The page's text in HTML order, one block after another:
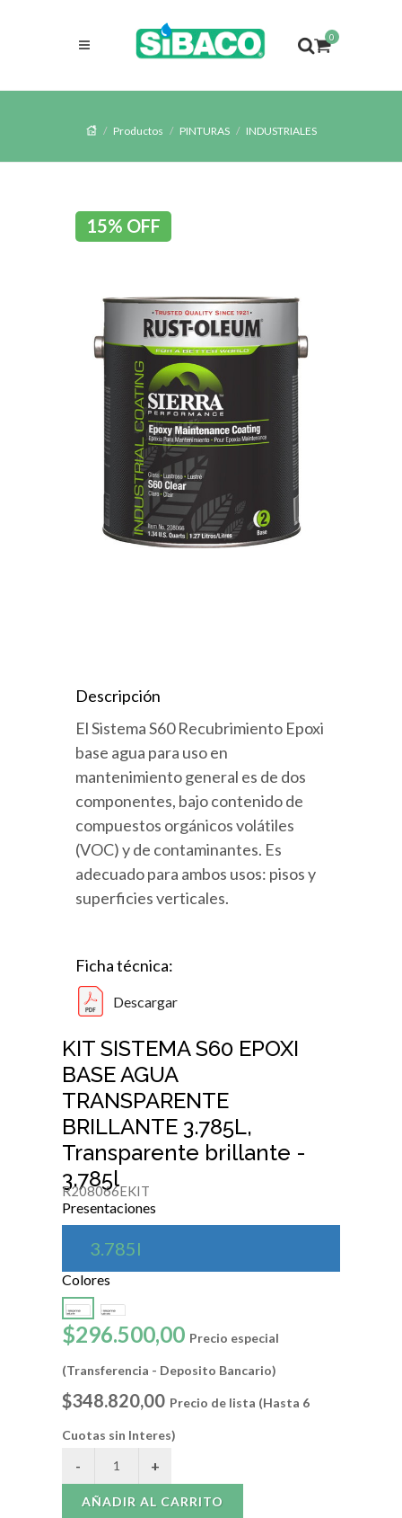
0
Productos PINTURAS INDUSTRIALES
15% OFF
Descripción
El Sistema S60 Recubrimiento Epoxi
base agua para uso en
mantenimiento general es de dos
componentes, bajo contenido de
compuestos orgánicos volátiles
(VOC) y de contaminantes. Es
adecuado para ambos usos: pisos y
superficies verticales.
Ficha técnica:
Descargar
KIT SISTEMA S60 EPOXI
BASE AGUA
TRANSPARENTE
BRILLANTE 3.785L,
Transparente brillante -
3.785l
R208066EKIT
Presentaciones
3.785l
Colores
$296.500,00 Precio especial
(Transferencia - Deposito Bancario)
$348.820,00 Precio de lista (Hasta 6
Cuotas sin Interes)
AÑADIR AL CARRITO